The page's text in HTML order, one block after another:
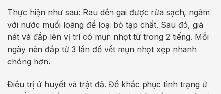
Thực hiện như sau: Rau dền gai được rửa sạch, ngâm
với nước muối loãng để loại bỏ tạp chất. Sau đó, giã
nát và đắp lên vị trí có mụn nhọt từ trong 2 tiếng. Mỗi
ngày nên đắp từ 3 lần để vết mụn nhọt xẹp nhanh
chóng hơn.
Điều trị ứ huyết và trật đả. Để khắc phục tình trạng ứ